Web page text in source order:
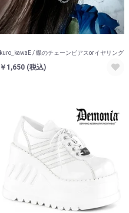
kuro_kawaE / 蝶のチェーンピアスorイヤリング
￥1,650 (税込)